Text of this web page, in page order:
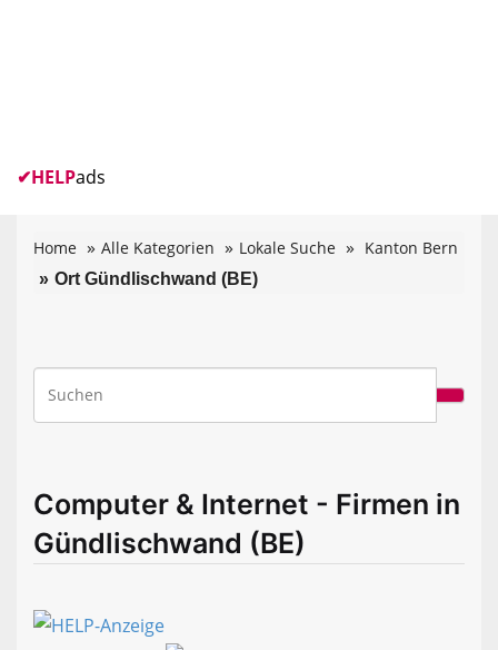
✔HELPads
Home Alle Kategorien Lokale Suche Kanton Bern
Ort Gündlischwand (BE)
Computer & Internet - Firmen in
Gündlischwand (BE)